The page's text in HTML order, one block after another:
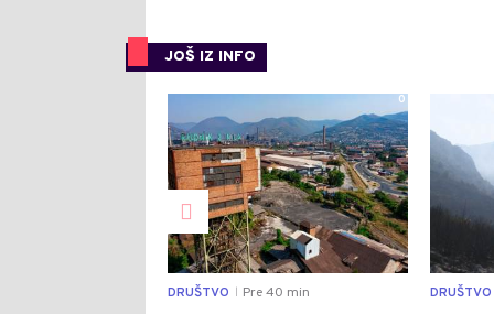
JOŠ IZ INFO
0
DRUŠTVO Pre 40 min DRUŠTVO